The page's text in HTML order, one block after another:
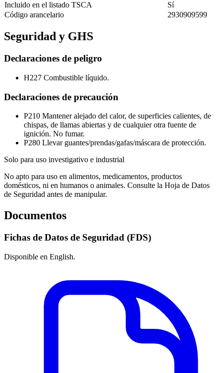
Incluido en el listado TSCA
Sí
Código arancelario
2930909599
Seguridad y GHS
Declaraciones de peligro
H227 Combustible líquido.
Declaraciones de precaución
P210 Mantener alejado del calor, de superficies calientes, de
chispas, de llamas abiertas y de cualquier otra fuente de
ignición. No fumar.
P280 Llevar guantes/prendas/gafas/máscara de protección.
Solo para uso investigativo e industrial
No apto para uso en alimentos, medicamentos, productos
domésticos, ni en humanos o animales. Consulte la Hoja de Datos
de Seguridad antes de manipular.
Documentos
Fichas de Datos de Seguridad (FDS)
Disponible en English.